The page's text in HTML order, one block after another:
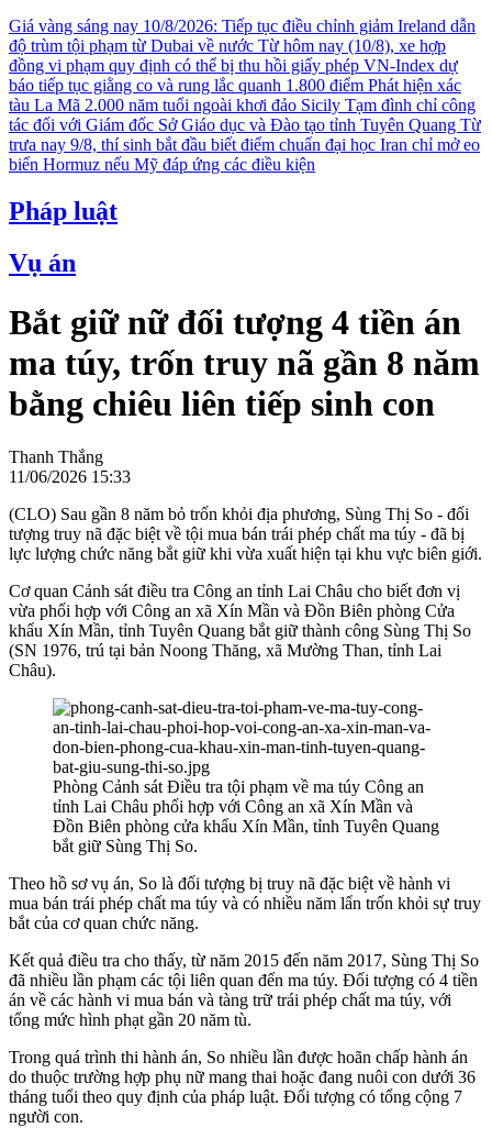
Giá vàng sáng nay 10/8/2026: Tiếp tục điều chỉnh giảm Ireland dẫn
độ trùm tội phạm từ Dubai về nước Từ hôm nay (10/8), xe hợp
đồng vi phạm quy định có thể bị thu hồi giấy phép VN-Index dự
báo tiếp tục giằng co và rung lắc quanh 1.800 điểm Phát hiện xác
tàu La Mã 2.000 năm tuổi ngoài khơi đảo Sicily Tạm đình chỉ công
tác đối với Giám đốc Sở Giáo dục và Đào tạo tỉnh Tuyên Quang Từ
trưa nay 9/8, thí sinh bắt đầu biết điểm chuẩn đại học Iran chỉ mở eo
biển Hormuz nếu Mỹ đáp ứng các điều kiện
Pháp luật
Vụ án
Bắt giữ nữ đối tượng 4 tiền án
ma túy, trốn truy nã gần 8 năm
bằng chiêu liên tiếp sinh con
Thanh Thắng
11/06/2026 15:33
(CLO) Sau gần 8 năm bỏ trốn khỏi địa phương, Sùng Thị So - đối
tượng truy nã đặc biệt về tội mua bán trái phép chất ma túy - đã bị
lực lượng chức năng bắt giữ khi vừa xuất hiện tại khu vực biên giới.
Cơ quan Cảnh sát điều tra Công an tỉnh Lai Châu cho biết đơn vị
vừa phối hợp với Công an xã Xín Mần và Đồn Biên phòng Cửa
khẩu Xín Mần, tỉnh Tuyên Quang bắt giữ thành công Sùng Thị So
(SN 1976, trú tại bản Noong Thăng, xã Mường Than, tỉnh Lai
Châu).
Phòng Cảnh sát Điều tra tội phạm về ma túy Công an
tỉnh Lai Châu phối hợp với Công an xã Xín Mần và
Đồn Biên phòng cửa khẩu Xín Mần, tỉnh Tuyên Quang
bắt giữ Sùng Thị So.
Theo hồ sơ vụ án, So là đối tượng bị truy nã đặc biệt về hành vi
mua bán trái phép chất ma túy và có nhiều năm lẩn trốn khỏi sự truy
bắt của cơ quan chức năng.
Kết quả điều tra cho thấy, từ năm 2015 đến năm 2017, Sùng Thị So
đã nhiều lần phạm các tội liên quan đến ma túy. Đối tượng có 4 tiền
án về các hành vi mua bán và tàng trữ trái phép chất ma túy, với
tổng mức hình phạt gần 20 năm tù.
Trong quá trình thi hành án, So nhiều lần được hoãn chấp hành án
do thuộc trường hợp phụ nữ mang thai hoặc đang nuôi con dưới 36
tháng tuổi theo quy định của pháp luật. Đối tượng có tổng cộng 7
người con.